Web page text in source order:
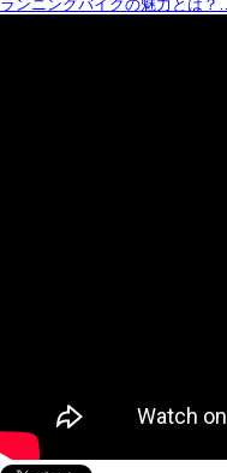
ランニングバイクの魅力とは？…